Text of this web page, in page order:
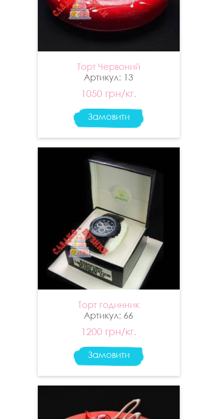
Торт Червоний
Артикул: 13
1050 грн/кг.
Замовити
Торт годинник
Артикул: 66
1200 грн/кг.
Замовити